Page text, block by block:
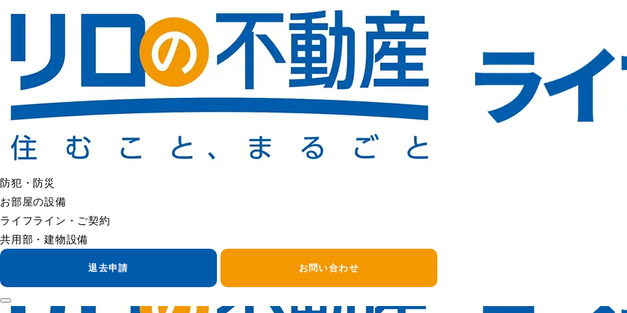
防犯・防災
お部屋の設備
ライフライン・ご契約
共用部・建物設備
退去申請 お問い合わせ
インターフォンが鳴らない
インターフォンが鳴らない場合は、室内機・玄関子機・配線・電源まわりのいずれかに不具合が起きている可能性があります
まずは、音量設定や電源状況をご確認ください。
改善しない場合は、管理会社へご連絡をお願いいたします。
ご連絡の際は、以下の内容をお知らせいただくとご案内がスムーズです。
・物件名・部屋番号
・症状（音が鳴らない／通話はできる・できない）
・来訪者側から押したときの反応（ランプ点灯の有無など）
・いつから症状が出ているか
＜＜ FAQの一覧へ戻る